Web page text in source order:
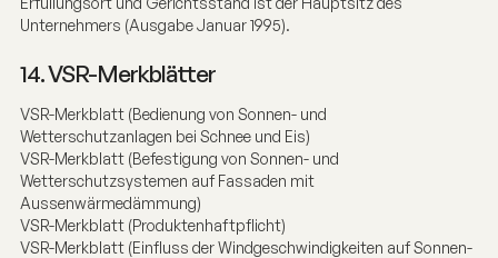
Unternehmers (Ausgabe Januar 1995).
14. VSR-Merkblätter
VSR-Merkblatt (Bedienung von Sonnen- und
Wetterschutzanlagen bei Schnee und Eis)
VSR-Merkblatt (Befestigung von Sonnen- und
Wetterschutzsystemen auf Fassaden mit
Aussenwärmedämmung)
VSR-Merkblatt (Produktenhaftpflicht)
VSR-Merkblatt (Einfluss der Windgeschwindigkeiten auf Sonnen-